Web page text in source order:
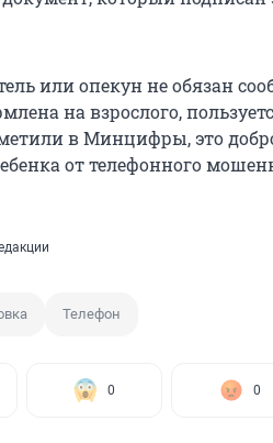
или опекун не обязан
на взрослого,
в Минцифры, это
от телефонного
Телефон
0 0